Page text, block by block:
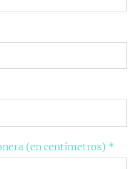
(en centímetros) *